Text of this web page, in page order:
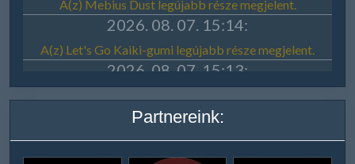
Partnereink: